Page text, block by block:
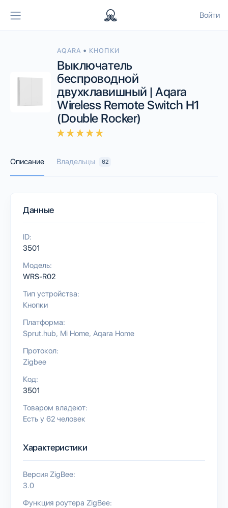
Войти
AQARA • КНОПКИ
Выключатель
беспроводной
двухклавишный | Aqara
Wireless Remote Switch H1
(Double Rocker)
Описание Владельцы 62
Данные
ID:
3501
Модель:
WRS-R02
Тип устройства:
Кнопки
Платформа:
Sprut.hub Mi Home Aqara Home
Протокол:
Zigbee
Код:
3501
Товаром владеют:
Есть у 62 человек
Характеристики
Версия ZigBee:
3.0
Функция роутера ZigBee: